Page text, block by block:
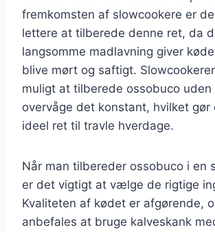
fremkomsten af slowcookere er
lettere at tilberede denne ret, da
langsomme madlavning giver
blive mørt og saftigt.
muligt at tilberede ossobuco uden
overvåge det konstant, hvilket gør
ideel ret til travle hverdage.
Når man tilbereder ossobuco i en
er det vigtigt at vælge de rigtige
Kvaliteten af kødet er afgørende,
anbefales at bruge kalveskank